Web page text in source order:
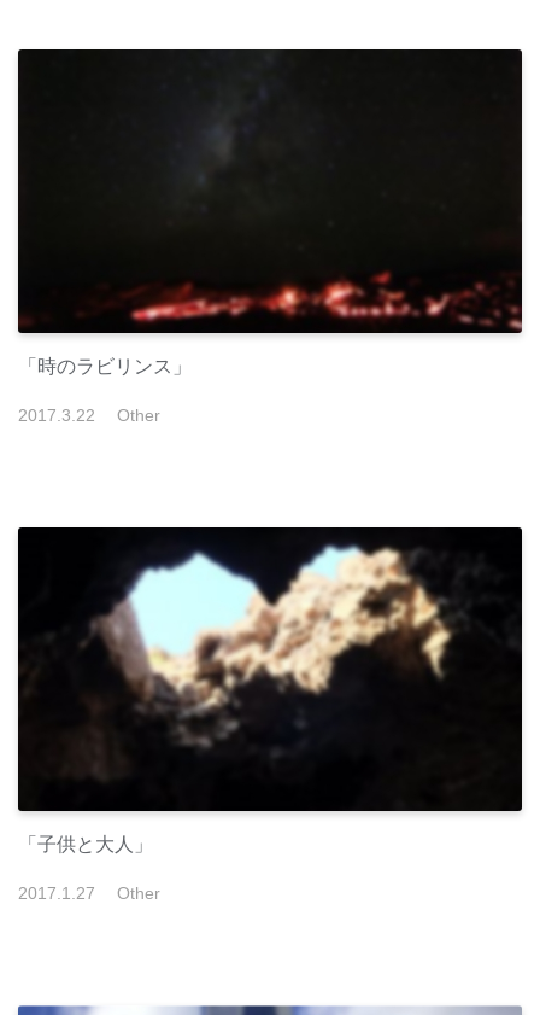
「時のラビリンス」
2017 3 22 Other
「子供と大人」
2017 1 27 Other